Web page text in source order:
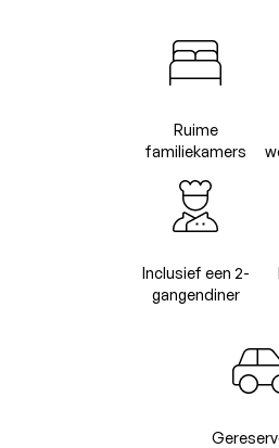
Ruime
familiekamers
Inclusief een 2-
gangendiner